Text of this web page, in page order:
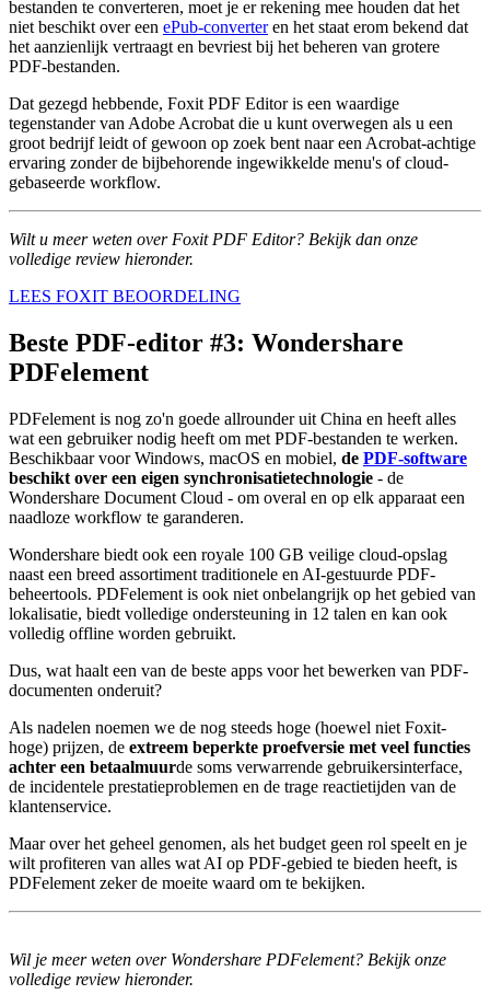
bestanden te converteren, moet je er rekening mee houden dat het
niet beschikt over een ePub-converteren het staat erom bekend dat
het aanzienlijk vertraagt en bevriest bij het beheren van grotere
PDF-bestanden.
Dat gezegd hebbende, Foxit PDF Editor is een waardige
tegenstander van Adobe Acrobat die u kunt overwegen als u een
groot bedrijf leidt of gewoon op zoek bent naar een Acrobat-achtige
ervaring zonder de bijbehorende ingewikkelde menu's of cloud-
gebaseerde workflow.
Wilt u meer weten over Foxit PDF Editor? Bekijk dan onze
volledige review hieronder.
LEES FOXIT BEOORDELING
Beste PDF-editor #3: Wondershare
PDFelement
PDFelement is nog zo'n goede allrounder uit China en heeft alles
wat een gebruiker nodig heeft om met PDF-bestanden te werken.
Beschikbaar voor Windows, macOS en mobiel, de PDF-software
beschikt over een eigen synchronisatietechnologie - de
Wondershare Document Cloud - om overal en op elk apparaat een
naadloze workflow te garanderen.
Wondershare biedt ook een royale 100 GB veilige cloud-opslag
naast een breed assortiment traditionele en AI-gestuurde PDF-
beheertools. PDFelement is ook niet onbelangrijk op het gebied van
lokalisatie, biedt volledige ondersteuning in 12 talen en kan ook
volledig offline worden gebruikt.
Dus, wat haalt een van de beste apps voor het bewerken van PDF-
documenten onderuit?
Als nadelen noemen we de nog steeds hoge (hoewel niet Foxit-
hoge) prijzen, de extreem beperkte proefversie met veel functies
achter een betaalmuurde soms verwarrende gebruikersinterface,
de incidentele prestatieproblemen en de trage reactietijden van de
klantenservice.
Maar over het geheel genomen, als het budget geen rol speelt en je
wilt profiteren van alles wat AI op PDF-gebied te bieden heeft, is
PDFelement zeker de moeite waard om te bekijken.
Wil je meer weten over Wondershare PDFelement? Bekijk onze
volledige review hieronder.